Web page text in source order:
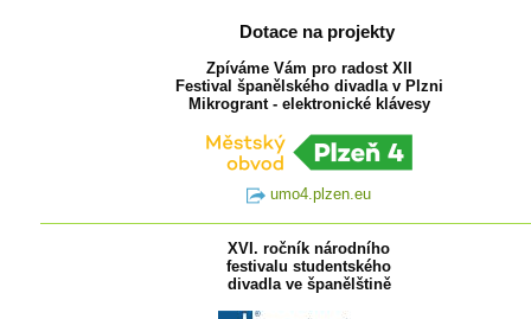
Dotace na projekty
Zpíváme Vám pro radost XII
Festival španělského divadla v Plzni
Mikrogrant - elektronické klávesy
umo4.plzen.eu
XVI. ročník národního
festivalu studentského
divadla ve španělštině